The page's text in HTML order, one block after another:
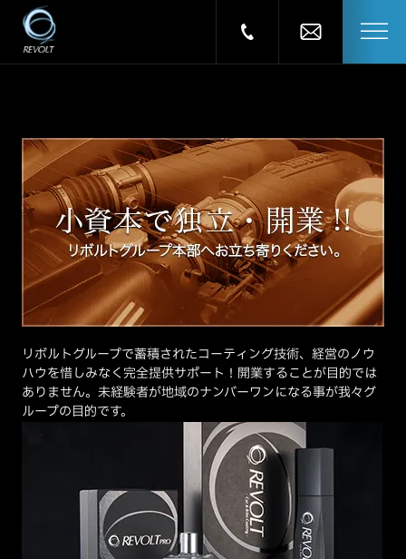
リボルトグループで蓄積されたコーティング技術、経営のノウ
ハウを惜しみなく完全提供サポート！開業することが目的では
ありません。未経験者が地域のナンバーワンになる事が我々グ
ループの目的です。